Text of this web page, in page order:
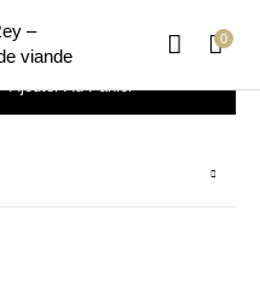
0
AUX NOISETTES
Ajouter Au Panier